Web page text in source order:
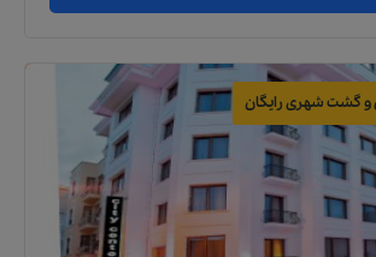
و گشت شهری رایگان